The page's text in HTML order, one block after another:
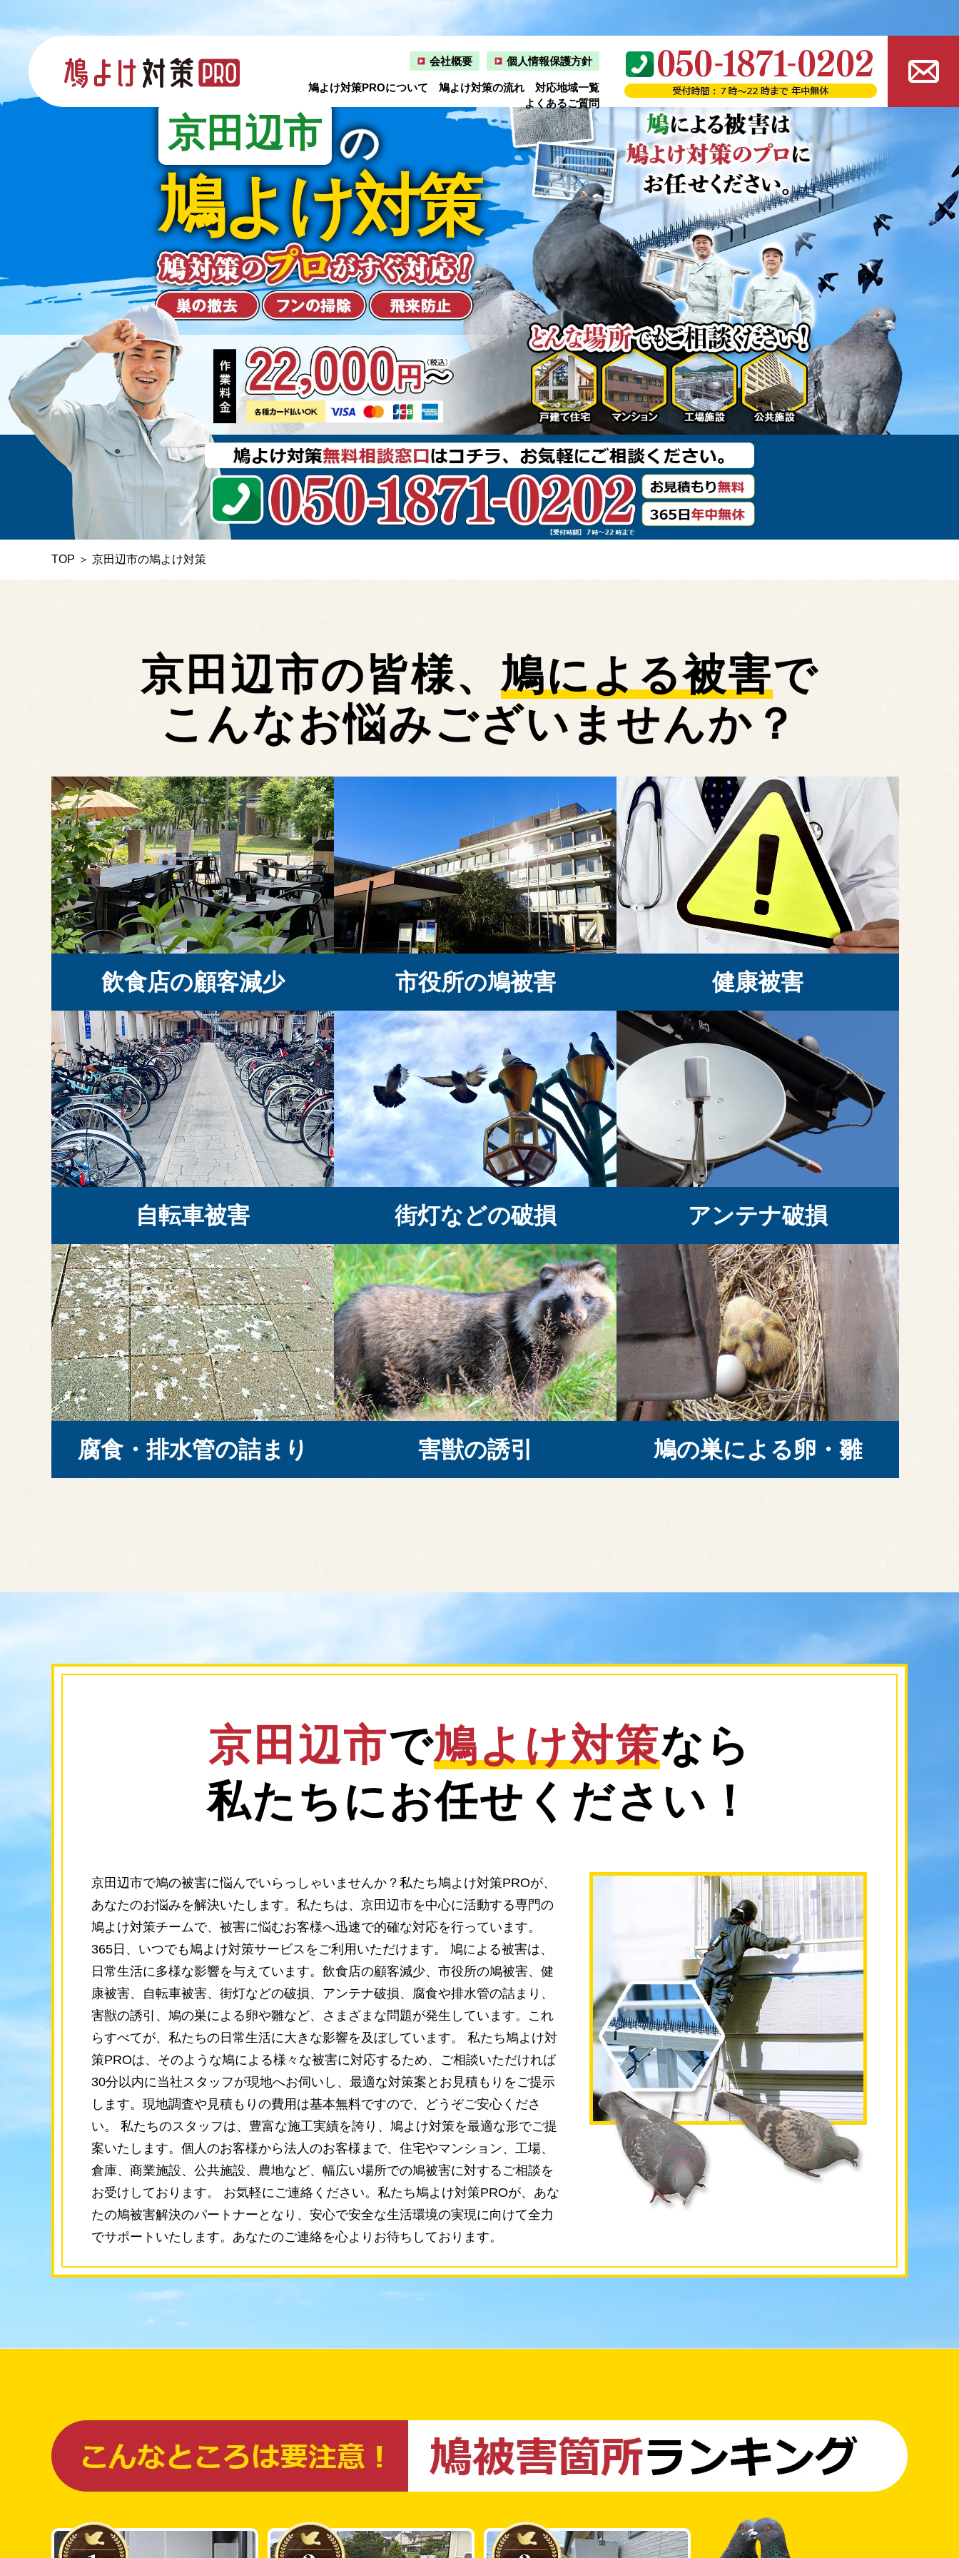
会社概要 個人情報保護方針
鳩よけ対策PROについて 鳩よけ対策の流れ
対応地域一覧
よくあるご質問
京田辺市 の
鳩よけ対策
TOP ＞ 京田辺市の鳩よけ対策
京田辺市の皆様、 鳩による被害で
こんなお悩みございませんか？
飲食店の顧客減少 市役所の鳩被害 健康被害
自転車被害 街灯などの破損 アンテナ破損
腐食・排水管の詰まり 害獣の誘引 鳩の巣による卵・雛
京田辺市で鳩よけ対策なら
私たちにお任せください！
京田辺市で鳩の被害に悩んでいらっしゃいませんか？私たち鳩よけ対策PROが、
あなたのお悩みを解決いたします。私たちは、京田辺市を中心に活動する専門の
鳩よけ対策チームで、被害に悩むお客様へ迅速で的確な対応を行っています。
365日、いつでも鳩よけ対策サービスをご利用いただけます。 鳩による被害は、
日常生活に多様な影響を与えています。飲食店の顧客減少、市役所の鳩被害、健
康被害、自転車被害、街灯などの破損、アンテナ破損、腐食や排水管の詰まり、
害獣の誘引、鳩の巣による卵や雛など、さまざまな問題が発生しています。これ
らすべてが、私たちの日常生活に大きな影響を及ぼしています。 私たち鳩よけ対
策PROは、そのような鳩による様々な被害に対応するため、ご相談いただければ
30分以内に当社スタッフが現地へお伺いし、最適な対策案とお見積もりをご提示
します。現地調査や見積もりの費用は基本無料ですので、どうぞご安心くださ
い。 私たちのスタッフは、豊富な施工実績を誇り、鳩よけ対策を最適な形でご提
案いたします。個人のお客様から法人のお客様まで、住宅やマンション、工場、
倉庫、商業施設、公共施設、農地など、幅広い場所での鳩被害に対するご相談を
お受けしております。 お気軽にご連絡ください。私たち鳩よけ対策PROが、あな
たの鳩被害解決のパートナーとなり、安心で安全な生活環境の実現に向けて全力
でサポートいたします。あなたのご連絡を心よりお待ちしております。